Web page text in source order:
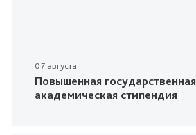
07 августа
Повышенная государственная
академическая стипендия